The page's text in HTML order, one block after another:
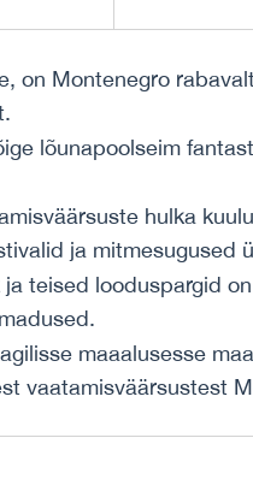
on Montenegro
lõunapoolseim
hulka
ja mitmesugused
teised looduspargid
maaalusesse
vaatamisväärsustest